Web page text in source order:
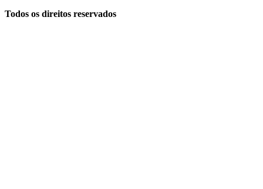
Todos os direitos reservados